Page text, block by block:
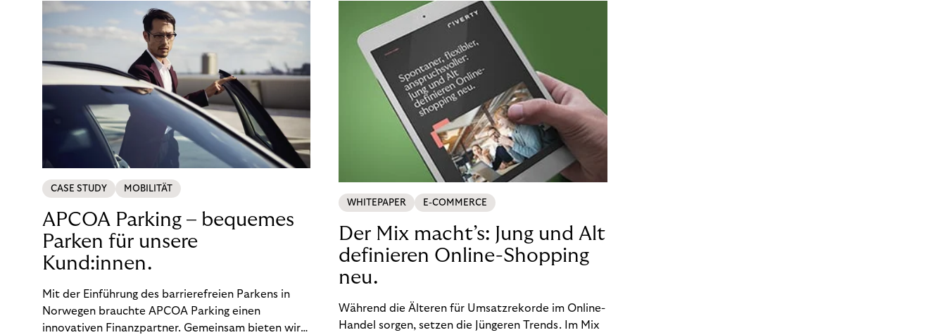
CASE STUDY MOBILITÄT
APCOA Parking – bequemes
Parken für unsere
Kund:innen.
Mit der Einführung des barrierefreien Parkens in
Norwegen brauchte APCOA Parking einen
innovativen Finanzpartner. Gemeinsam bieten wir
WHITEPAPER E-COMMERCE
Der Mix macht’s: Jung und Alt
definieren Online-Shopping
neu.
Während die Älteren für Umsatzrekorde im Online-
Handel sorgen, setzen die Jüngeren Trends. Im Mix